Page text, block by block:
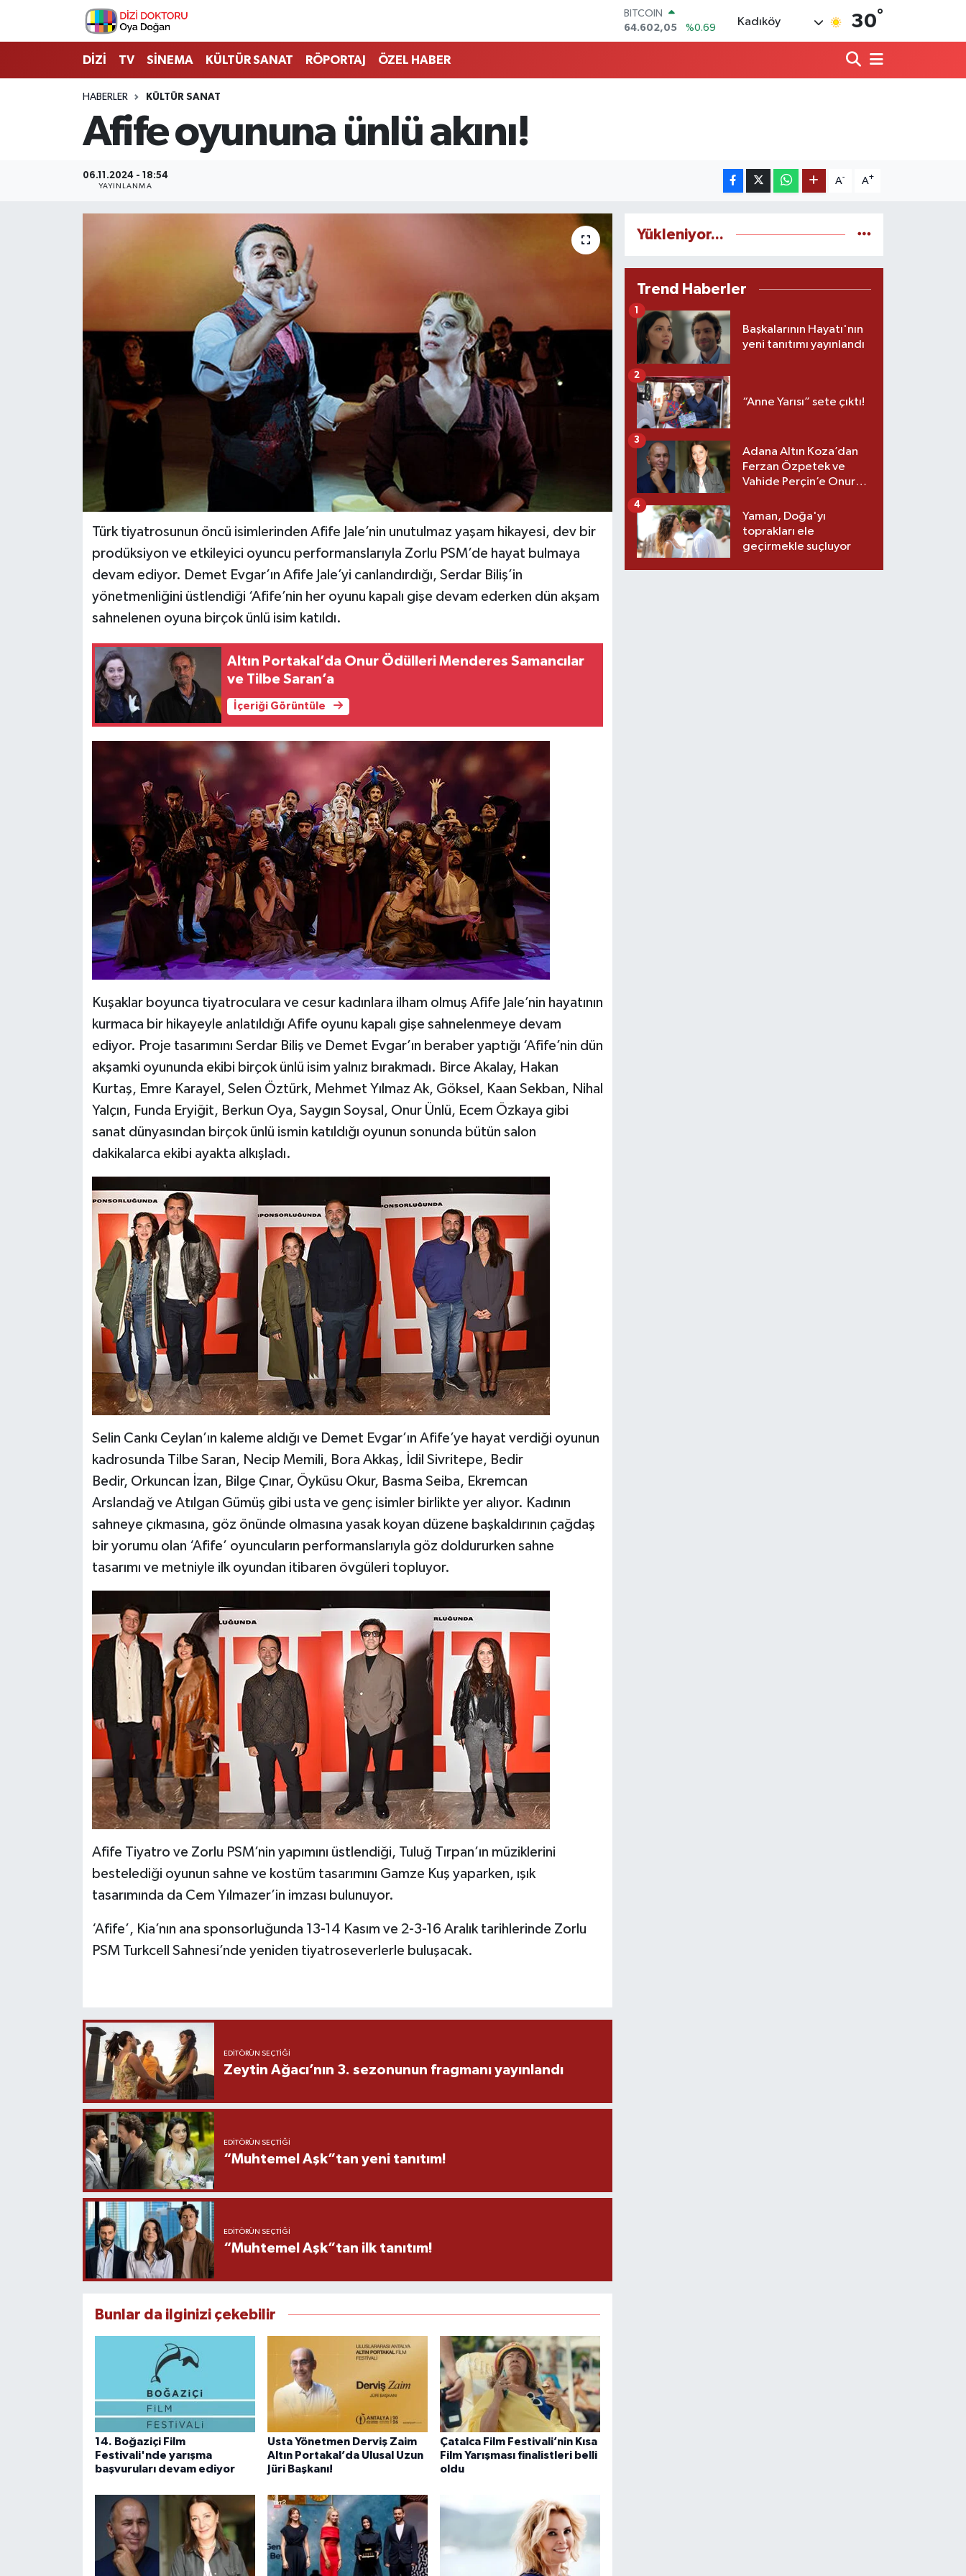
DOLAR
47,5986
%0.06
EURO
Kadıköy 30°
DİZİ TV SİNEMA KÜLTÜR SANAT RÖPORTAJ ÖZEL HABER
HABERLER KÜLTÜR SANAT
Afife oyununa ünlü akını!
06.11.2024 - 18:54
YAYINLANMA
A- A+
Türk tiyatrosunun öncü isimlerinden Afife Jale’nin unutulmaz yaşam hikayesi, dev bir
prodüksiyon ve etkileyici oyuncu performanslarıyla Zorlu PSM’de hayat bulmaya
devam ediyor. Demet Evgar’ın Afife Jale’yi canlandırdığı, Serdar Biliş’in
yönetmenliğini üstlendiği ‘Afife’nin her oyunu kapalı gişe devam ederken dün akşam
sahnelenen oyuna birçok ünlü isim katıldı.
Altın Portakal’da Onur Ödülleri Menderes Samancılar
ve Tilbe Saran’a
İçeriği Görüntüle
Kuşaklar boyunca tiyatroculara ve cesur kadınlara ilham olmuş Afife Jale’nin hayatının
kurmaca bir hikayeyle anlatıldığı Afife oyunu kapalı gişe sahnelenmeye devam
ediyor. Proje tasarımını Serdar Biliş ve Demet Evgar’ın beraber yaptığı ‘Afife’nin dün
akşamki oyununda ekibi birçok ünlü isim yalnız bırakmadı. Birce Akalay, Hakan
Kurtaş, Emre Karayel, Selen Öztürk, Mehmet Yılmaz Ak, Göksel, Kaan Sekban, Nihal
Yalçın, Funda Eryiğit, Berkun Oya, Saygın Soysal, Onur Ünlü, Ecem Özkaya gibi
sanat dünyasından birçok ünlü ismin katıldığı oyunun sonunda bütün salon
dakikalarca ekibi ayakta alkışladı.
Selin Cankı Ceylan’ın kaleme aldığı ve Demet Evgar’ın Afife’ye hayat verdiği oyunun
kadrosunda Tilbe Saran, Necip Memili, Bora Akkaş, İdil Sivritepe, Bedir
Bedir, Orkuncan İzan, Bilge Çınar, Öyküsu Okur, Basma Seiba, Ekremcan
Arslandağ ve Atılgan Gümüş gibi usta ve genç isimler birlikte yer alıyor. Kadının
sahneye çıkmasına, göz önünde olmasına yasak koyan düzene başkaldırının çağdaş
bir yorumu olan ‘Afife’ oyuncuların performanslarıyla göz doldururken sahne
tasarımı ve metniyle ilk oyundan itibaren övgüleri topluyor.
Afife Tiyatro ve Zorlu PSM’nin yapımını üstlendiği, Tuluğ Tırpan’ın müziklerini
bestelediği oyunun sahne ve kostüm tasarımını Gamze Kuş yaparken, ışık
tasarımında da Cem Yılmazer’in imzası bulunuyor.
‘Afife’, Kia’nın ana sponsorluğunda 13-14 Kasım ve 2-3-16 Aralık tarihlerinde Zorlu
PSM Turkcell Sahnesi’nde yeniden tiyatroseverlerle buluşacak.
EDITÖRÜN SEÇTIĞI
Zeytin Ağacı’nın 3. sezonunun fragmanı yayınlandı
EDITÖRÜN SEÇTIĞI
“Muhtemel Aşk”tan yeni tanıtım!
EDITÖRÜN SEÇTIĞI
“Muhtemel Aşk”tan ilk tanıtım!
Bunlar da ilginizi çekebilir
14. Boğaziçi Film
Festivali'nde yarışma
başvuruları devam ediyor
Usta Yönetmen Derviş Zaim
Altın Portakal’da Ulusal Uzun
Jüri Başkanı!
Çatalca Film Festivali’nin Kısa
Film Yarışması finalistleri belli
oldu
Yükleniyor...
Trend Haberler
Başkalarının Hayatı'nın
yeni tanıtımı yayınlandı
1
“Anne Yarısı” sete çıktı!
2
Adana Altın Koza’dan
Ferzan Özpetek ve
Vahide Perçin’e Onur
3
Yaman, Doğa'yı
toprakları ele
geçirmekle suçluyor
4
İstanbul Nöbetçi Eczaneler
İstanbul Hava Durumu
İstanbul Namaz Vakitleri